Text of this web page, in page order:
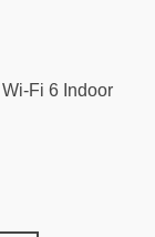
Fi 6 Indoor